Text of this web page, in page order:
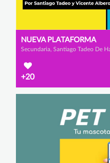
NUEVA PLATAFORMA
+20